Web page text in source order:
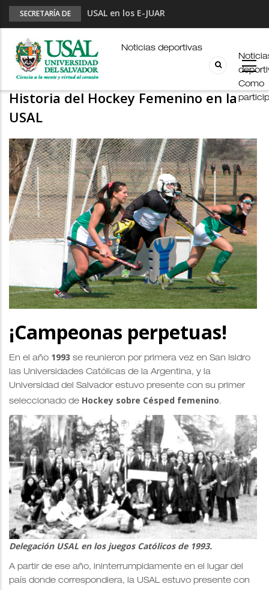
SECRETARÍA DE
USAL en los E-JUAR
JUAR
Fútbol Online
Palmarés
Esports en pandemia
Como
Noticias deportivas
HOCKEY FEMENINO
Historia del Hockey Femenino en la
USAL
¡Campeonas perpetuas!
En el año 1993 se reunieron por primera vez en San Isidro
las Universidades Católicas de la Argentina, y la
Universidad del Salvador estuvo presente con su primer
seleccionado de Hockey sobre Césped femenino.
Delegación USAL en los juegos Católicos de 1993.
A partir de ese año, ininterrumpidamente en el lugar del
país donde correspondiera, la USAL estuvo presente con